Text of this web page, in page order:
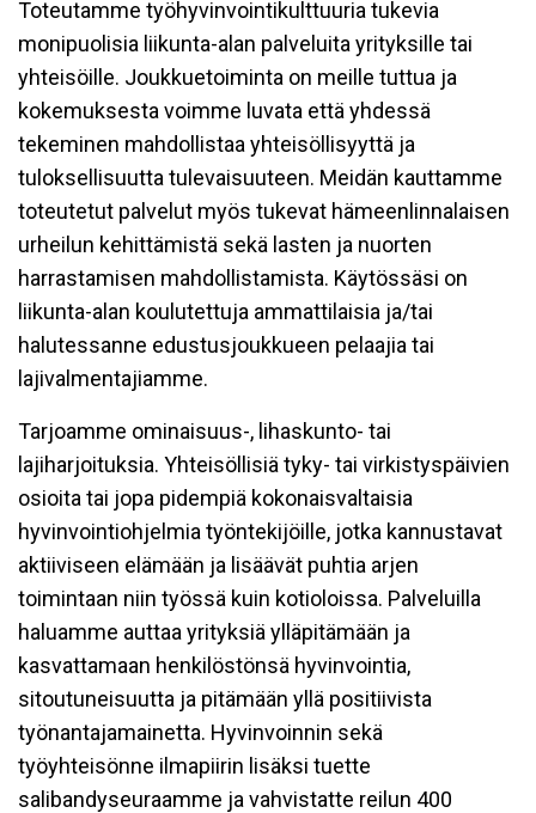
Toteutamme työhyvinvointikulttuuria tukevia
monipuolisia liikunta-alan palveluita yrityksille tai
yhteisöille. Joukkuetoiminta on meille tuttua ja
kokemuksesta voimme luvata että yhdessä
tekeminen mahdollistaa yhteisöllisyyttä ja
tuloksellisuutta tulevaisuuteen. Meidän kauttamme
toteutetut palvelut myös tukevat hämeenlinnalaisen
urheilun kehittämistä sekä lasten ja nuorten
harrastamisen mahdollistamista. Käytössäsi on
liikunta-alan koulutettuja ammattilaisia ja/tai
halutessanne edustusjoukkueen pelaajia tai
lajivalmentajiamme.
Tarjoamme ominaisuus-, lihaskunto- tai
lajiharjoituksia. Yhteisöllisiä tyky- tai virkistyspäivien
osioita tai jopa pidempiä kokonaisvaltaisia
hyvinvointiohjelmia työntekijöille, jotka kannustavat
aktiiviseen elämään ja lisäävät puhtia arjen
toimintaan niin työssä kuin kotioloissa. Palveluilla
haluamme auttaa yrityksiä ylläpitämään ja
kasvattamaan henkilöstönsä hyvinvointia,
sitoutuneisuutta ja pitämään yllä positiivista
työnantajamainetta. Hyvinvoinnin sekä
työyhteisönne ilmapiirin lisäksi tuette
salibandyseuraamme ja vahvistatte reilun 400